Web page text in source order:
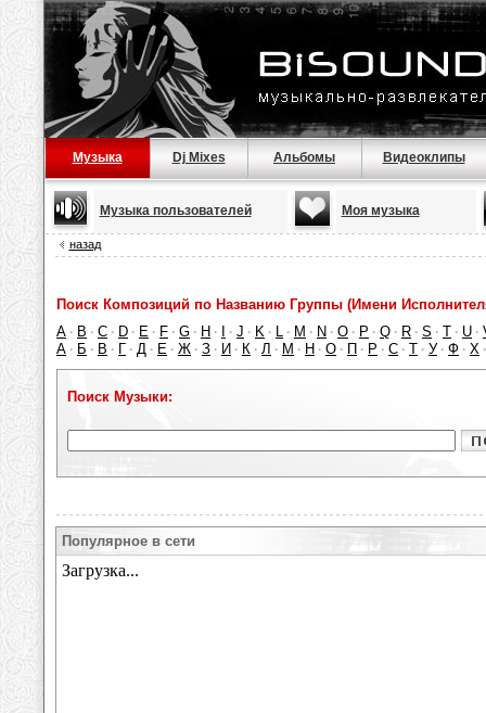
Музыка Dj Mixes Альбомы Видеоклипы
Музыка пользователей Моя музыка
назад
Поиск Композиций по Названию Группы (Имени
A · B · C · D · E · F · G · H · · J · K · L · M · N · O · P · Q · R · S · T · U ·
А · Б · В · Г · Д · Е · Ж · З · И · К · Л · М · Н · О · П · Р · С · Т · У · Ф · Х
Поиск Музыки:
Популярное в сети